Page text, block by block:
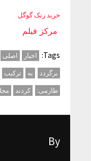
خرید رنک گوگل
مرکز فیلم
Tags: اخبار اصلی
برگردد
به ترکیب
طارمی:
کردند
By